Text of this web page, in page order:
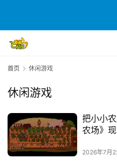
首页 休闲游戏
休闲游戏
把小小
农场》
2026年7月